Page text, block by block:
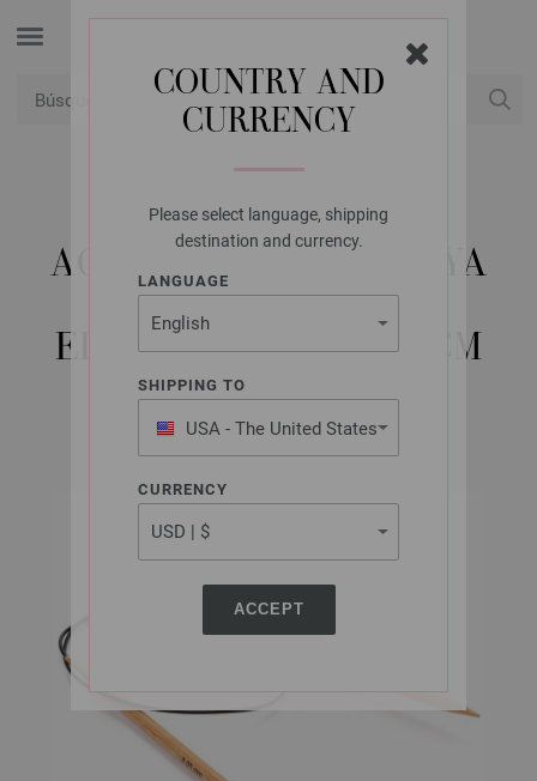
COUNTRY AND
CURRENCY
Please select language, shipping
destination and currency.
LANGUAGE
SHIPPING TO
USA - The United States
of America
CURRENCY
ACCEPT
LANA GROSSA
AGUJA CIRCULAR HAYA
(TANJA STEINBACH
EDITION) NO. 6,0/60CM